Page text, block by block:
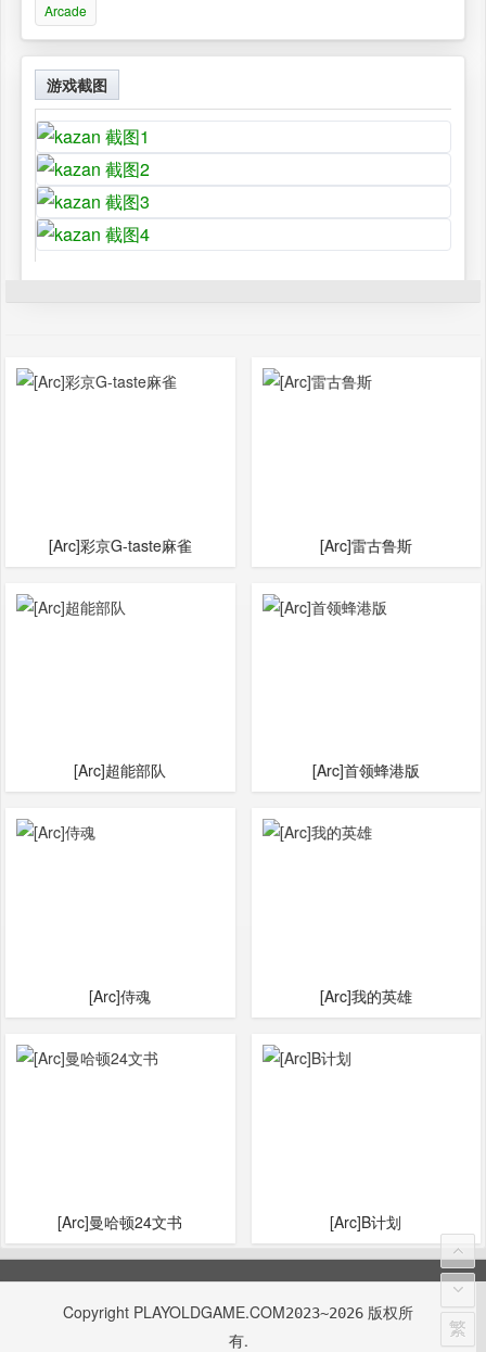
Arcade
游戏截图
[Arc]彩京G-taste麻雀 [Arc]雷古鲁斯
[Arc]超能部队 [Arc]首领蜂港版
[Arc]侍魂 [Arc]我的英雄
[Arc]曼哈顿24文书 [Arc]B计划
Copyright PLAYOLDGAME.COM2023~2026 版权所
有.
繁